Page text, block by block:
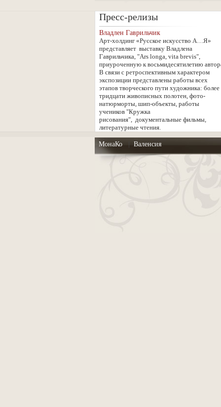
Пресс-релизы
Владлен Гаврильчик
Арт-холдинг «Русское искусство А…Я»
представляет выставку Владлена
Гаврильчика, "Ars longa, vita brevis",
приуроченную к восьмидесятилетию
В связи с ретроспективным характером
экспозиции представлены работы всех
этапов творческого пути художника: более
тридцати живописных полотен, фото-
натюрморты, шип-объекты, работы
учеников "Кружка
рисования", документальные фильмы,
литературные чтения.
МонаКо Валенсия